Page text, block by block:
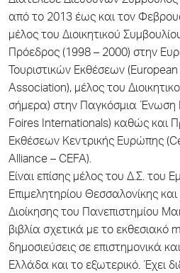
από το 2013 έως και τον
μέλος του Διοικητικού
Πρόεδρος (1998 – 2000) στην
Τουριστικών Εκθέσεων
Association), μέλος του
σήμερα) στην Παγκόσμια Ένωση
Foires Internationals) καθώς και
Εκθέσεων Κεντρικής Ευρώπης
Alliance – CEFA).
Είναι επίσης μέλος του Δ.Σ. του
Επιμελητηρίου Θεσσαλονίκης
Διοίκησης του Πανεπιστημίου
βιβλία σχετικά με το εκθεσιακό
δημοσιεύσεις σε επιστημονικά
Ελλάδα και το εξωτερικό. Έχει